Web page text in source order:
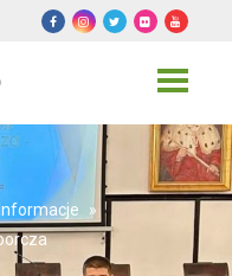
Toggle
Informacje
»